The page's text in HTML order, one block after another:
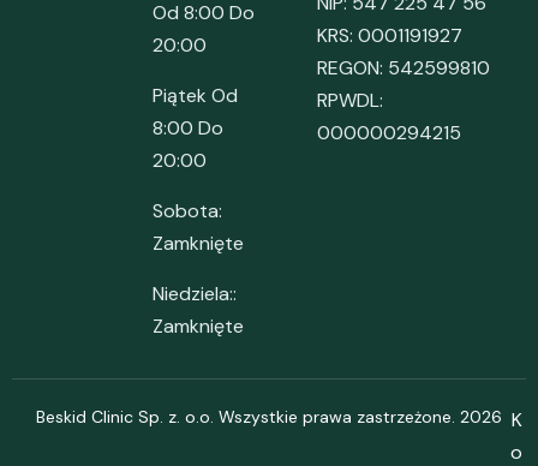
Od 8:00 Do
20:00
Piątek Od
8:00 Do
20:00
Sobota:
Zamknięte
Niedziela::
Zamknięte
KRS: 0001191927
REGON: 542599810
RPWDL:
000000294215
Beskid Clinic Sp. z. o.o. Wszystkie prawa zastrzeżone. 2026 K
o